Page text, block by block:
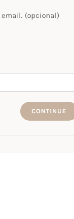
(opcional)
CONTINUE